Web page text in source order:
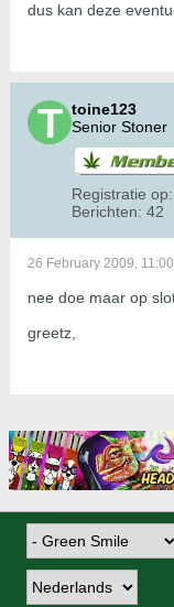
dus kan deze
toine123
Senior Stoner
Registratie op:
Berichten: 42
26 February 2009, 11:00
nee doe maar op
greetz,